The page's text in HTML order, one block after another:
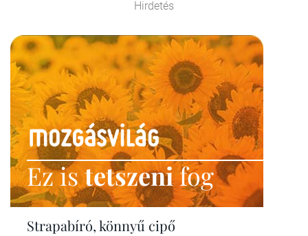
Hirdetés
Ez istetszenifog
Strapabíró, könnyű cipő